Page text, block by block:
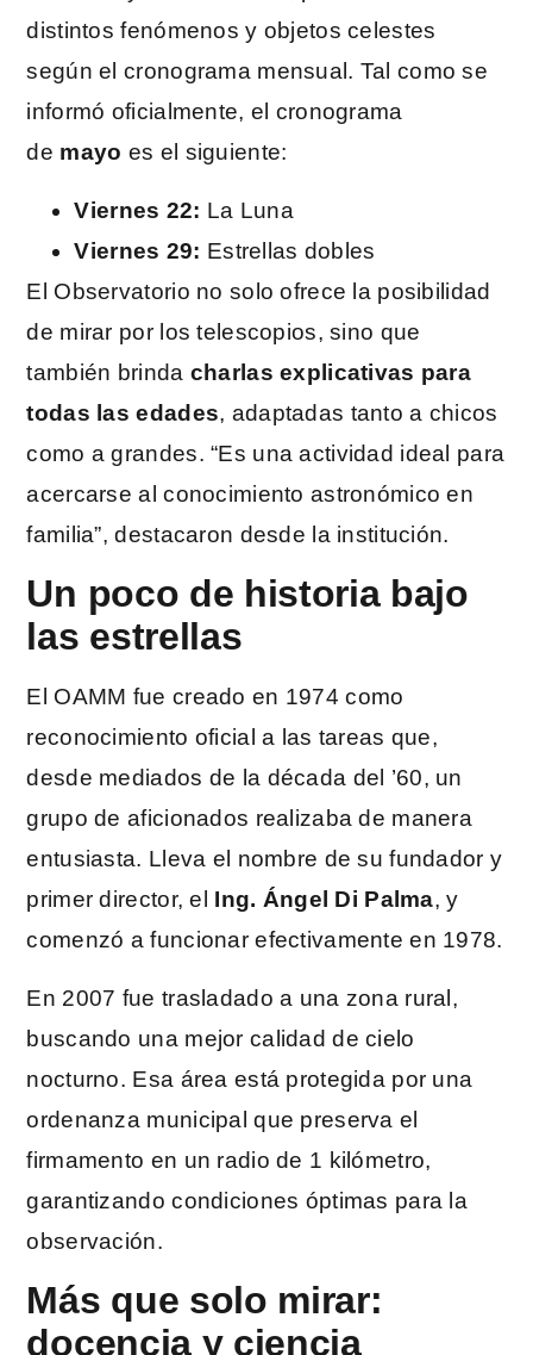
distintos fenómenos y objetos celestes
según el cronograma mensual. Tal como se
informó oficialmente, el cronograma
de mayo es el siguiente:
Viernes 22: La Luna
Viernes 29: Estrellas dobles
El Observatorio no solo ofrece la posibilidad
de mirar por los telescopios, sino que
también brinda charlas explicativas para
todas las edades, adaptadas tanto a chicos
como a grandes. “Es una actividad ideal para
acercarse al conocimiento astronómico en
familia”, destacaron desde la institución.
Un poco de historia bajo
las estrellas
El OAMM fue creado en 1974 como
reconocimiento oficial a las tareas que,
desde mediados de la década del ’60, un
grupo de aficionados realizaba de manera
entusiasta. Lleva el nombre de su fundador y
primer director, el Ing. Ángel Di Palma, y
comenzó a funcionar efectivamente en 1978.
En 2007 fue trasladado a una zona rural,
buscando una mejor calidad de cielo
nocturno. Esa área está protegida por una
ordenanza municipal que preserva el
firmamento en un radio de 1 kilómetro,
garantizando condiciones óptimas para la
observación.
Más que solo mirar:
docencia y ciencia